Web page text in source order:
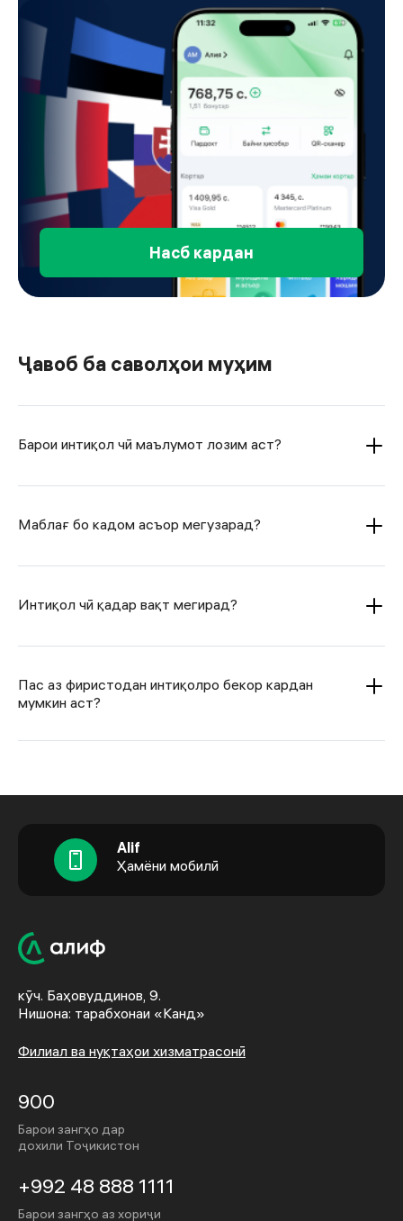
Насб кардан
Ҷавоб ба саволҳои муҳим
Барои интиқол чӣ маълумот лозим аст?
Маблағ бо кадом асъор мегузарад?
Интиқол чӣ қадар вақт мегирад?
Пас аз фиристодан интиқолро бекор кардан
мумкин аст?
Alif
Ҳамёни мобилӣ
кӯч. Баҳовуддинов, 9.
Нишона: тарабхонаи «Канд»
Филиал ва нуқтаҳои хизматрасонӣ
900
Барои зангҳо дар
дохили Тоҷикистон
+992 48 888 1111
Барои зангҳо аз хориҷи